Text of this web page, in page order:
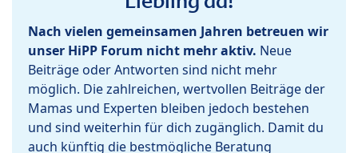
Nach vielen gemeinsamen Jahren betreuen wir
unser HiPP Forum nicht mehr aktiv. Neue
Beiträge oder Antworten sind nicht mehr
möglich. Die zahlreichen, wertvollen Beiträge der
Mamas und Experten bleiben jedoch bestehen
und sind weiterhin für dich zugänglich. Damit du
auch künftig die bestmögliche Beratung